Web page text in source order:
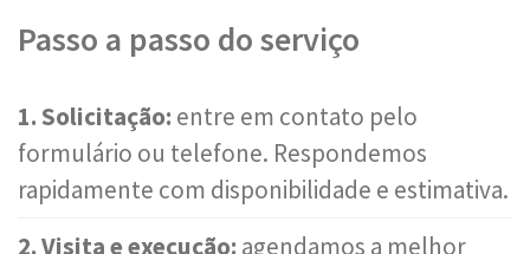
Passo a passo do serviço
1. Solicitação: entre em contato pelo
formulário ou telefone. Respondemos
rapidamente com disponibilidade e estimativa.
2. Visita e execução: agendamos a melhor